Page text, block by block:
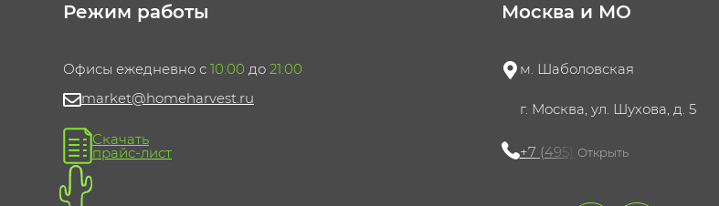
Режим работы
Офисы ежедневно с 10:00 до 21:00
market@homeharvest.ru
Скачать
прайс-лист
Москва и МО
м. Шаболовская
г. Москва, ул. Шухова, д. 5
+7 (495) 721-60-15
Открыть